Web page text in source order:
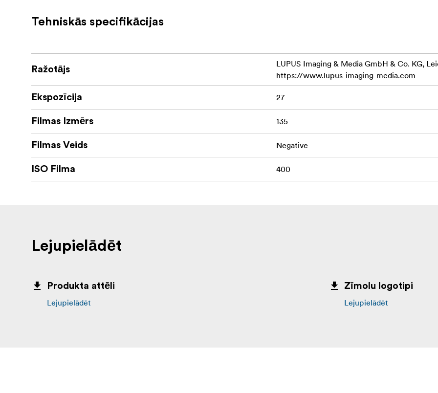
Tehniskās specifikācijas
Ražotājs
LUPUS Imaging & Media GmbH & Co. KG,
https://www.lupus-imaging-media.com
Ekspozīcija 27
Filmas Izmērs 135
Filmas Veids Negative
ISO Filma 400
Lejupielādēt
Produkta attēli
Lejupielādēt
Zīmolu logotipi
Lejupielādēt